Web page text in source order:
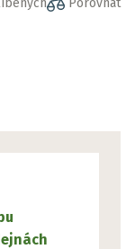
Porovnat